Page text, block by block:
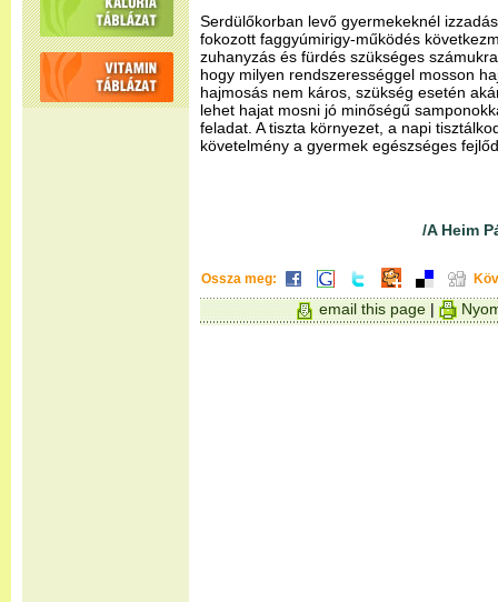
Serdülőkorban levő gyermekeknél
fokozott faggyúmirigy-működés
zuhanyzás és fürdés szükséges
hogy milyen rendszerességgel mosson
hajmosás nem káros, szükség esetén
lehet hajat mosni jó minőségű
feladat. A tiszta környezet, a napi
követelmény a gyermek egészséges
/A Heim
Ossza meg:
email this page |